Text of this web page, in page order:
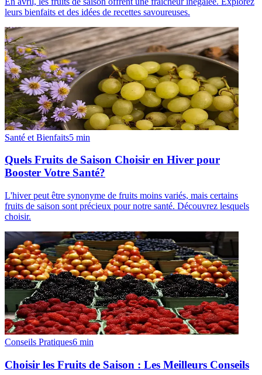
leurs bienfaits et des idées de recettes savoureuses.
Santé et Bienfaits5 min
Quels Fruits de Saison Choisir en Hiver pour
Booster Votre Santé?
L'hiver peut être synonyme de fruits moins variés, mais certains
fruits de saison sont précieux pour notre santé. Découvrez lesquels
choisir.
Conseils Pratiques6 min
Choisir les Fruits de Saison : Les Meilleurs Conseils